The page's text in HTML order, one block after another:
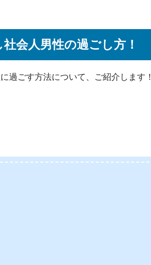
会人男性の過ごし方！
過ごす方法について、ご紹介します！